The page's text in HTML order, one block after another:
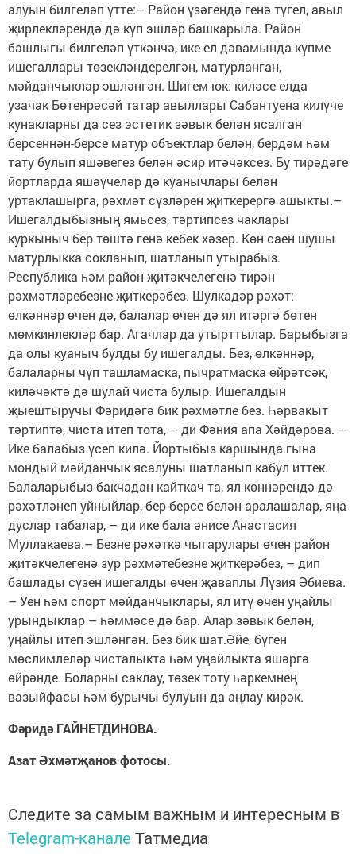
алуын билгеләп үтте:– Район үзәгендә генә түгел, авыл
җирлекләрендә дә күп эшләр башкарыла. Район
башлыгы билгеләп үткәнчә, ике ел дәвамында күпме
ишегаллары төзекләндерелгән, матурланган,
мәйданчыклар эшләнгән. Шигем юк: киләсе елда
узачак Бөтенрәсәй татар авыллары Сабантуена килүче
кунакларны да сез эстетик зәвык белән ясалган
берсеннән-берсе матур объектлар белән, бердәм һәм
тату булып яшәвегез белән әсир итәчәксез. Бу тирәдәге
йортларда яшәүчеләр дә куанычлары белән
уртаклашырга, рәхмәт сүзләрен җиткерергә ашыкты.–
Ишегалдыбызның ямьсез, тәртипсез чаклары
куркыныч бер төштә генә кебек хәзер. Көн саен шушы
матурлыкка сокланып, шатланып утырабыз.
Республика һәм район җитәкчелегенә тирән
рәхмәтләребезне җиткерәбез. Шулкадәр рәхәт:
өлкәннәр өчен дә, балалар өчен дә ял итәргә бөтен
мөмкинлекләр бар. Агачлар да утырттылар. Барыбызга
да олы куаныч булды бу ишегалды. Без, өлкәннәр,
балаларны чүп ташламаска, пычратмаска өйрәтсәк,
киләчәктә дә шулай чиста булыр. Ишегалдын
җыештыручы Фәридәгә бик рәхмәтле без. Һәрвакыт
тәртиптә, чиста итеп тота, – ди Фәния апа Хәйдәрова. –
Ике балабыз үсеп килә. Йортыбыз каршында гына
мондый мәйданчык ясалуны шатланып кабул иттек.
Балаларыбыз бакчадан кайткач та, ял көннәрендә дә
рәхәтләнеп уйныйлар, бер-берсе белән аралашалар, яңа
дуслар табалар, – ди ике бала әнисе Анастасия
Муллакаева.– Безне рәхәткә чыгарулары өчен район
җитәкчелегенә зур рәхмәтебезне җиткерәбез, – дип
башлады сүзен ишегалды өчен җаваплы Лүзия Әбиева.
– Уен һәм спорт мәйданчыклары, ял итү өчен уңайлы
урындыклар – һәммәсе дә бар. Алар зәвык белән,
уңайлы итеп эшләнгән. Без бик шат.Әйе, бүген
мөслимлеләр чисталыкта һәм уңайлыкта яшәргә
өйрәнде. Боларны саклау, төзек тоту һәркемнең
вазыйфасы һәм бурычы булуын да аңлау кирәк.
Фәридә ГАЙНЕТДИНОВА.
Азат Әхмәтҗанов фотосы.
Следите за самым важным и интересным в
Telegram-канале Татмедиа